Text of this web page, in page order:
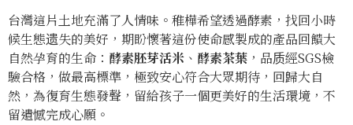
台灣這片土地充滿了人情味。稚樺希望透過酵素，找回小時
候生態遗失的美好，期盼懷著這份使命感製成的產品回饋大
自然孕育的生命： 酵素胚芽活米 、 酵素茶葉 ，品质經SGS檢
驗合格，做最高標準，極致安心符合大眾期待，回歸大自
然，為復育生態發聲，留給孩子一個更美好的生活環境，不
留遺憾完成心願。